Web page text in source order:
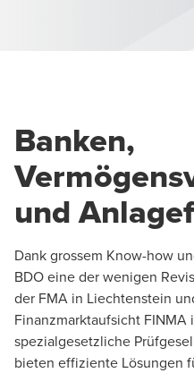
Banken,
und
Dank grossem Know-how
BDO eine der wenigen
der FMA in Liechtenstein
Finanzmarktaufsicht
spezialgesetzliche
bieten effiziente Lösungen